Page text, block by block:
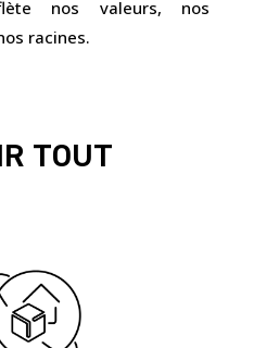
nos valeurs, nos
racines.
TOUT